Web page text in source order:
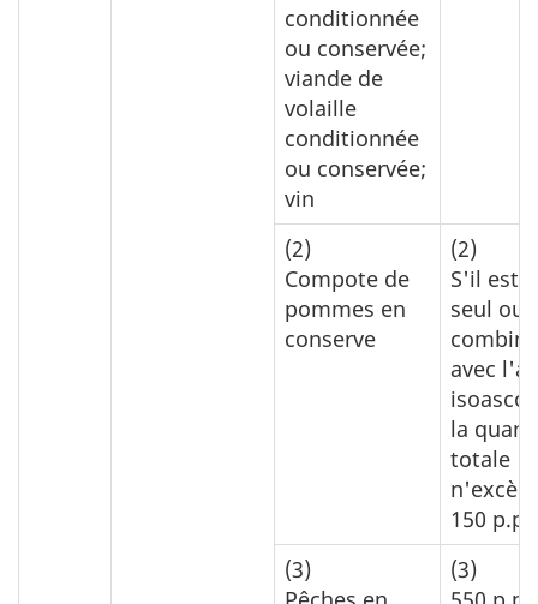
conditionnée
ou conservée;
viande de
volaille
conditionnée
ou conservée;
vin
(2)
Compote de
pommes en
conserve
(2)
S'il est
seul ou
avec
la
totale
150
(3)
(3)